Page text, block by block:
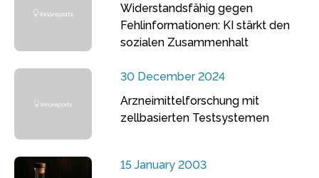
Widerstandsfähig gegen
Fehlinformationen: KI stärkt den
sozialen Zusammenhalt
30 December 2024
Arzneimittelforschung mit
zellbasierten Testsystemen
15 January 2003